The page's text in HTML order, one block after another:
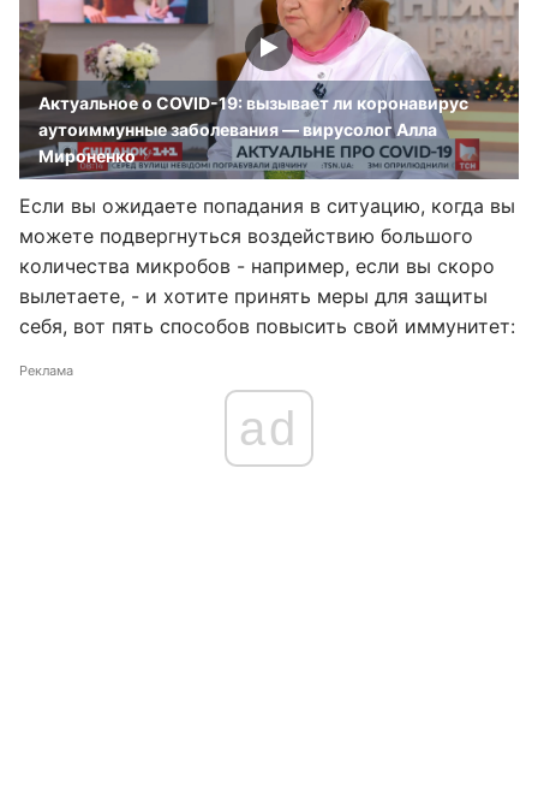
Актуальное о COVID-19: вызывает ли коронавирус
аутоиммунные заболевания — вирусолог Алла
Мироненко
Если вы ожидаете попадания в ситуацию, когда вы
можете подвергнуться воздействию большого
количества микробов - например, если вы скоро
вылетаете, - и хотите принять меры для защиты
себя, вот пять способов повысить свой иммунитет:
Реклама
ad